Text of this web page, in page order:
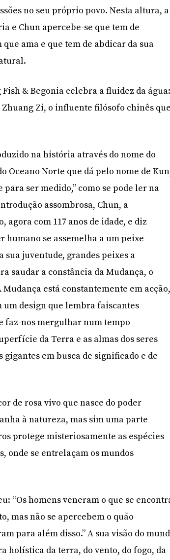
no seu próprio povo. Nesta altura, a
e Chun apercebe-se que tem de
ama e que tem de abdicar da sua
& Begonia celebra a fluidez da
Zi, o influente filósofo chinês
na história através do nome do
Oceano Norte que dá pelo nome de
ser medido,” como se pode ler na
assombrosa, Chun, a
com 117 anos de idade, e diz
humano se assemelha a um peixe
sua juventude, grandes peixes a
saudar a constância da Mudança, o
está constantemente em
um design que lembra faiscantes
faz-nos mergulhar num tempo
da Terra e as almas dos seres
em busca de significado e de
de rosa vivo que nasce do poder
à natureza, mas sim uma parte
protege misteriosamente as espécies
onde se entrelaçam os mundos
“Os homens veneram o que se
mas não se apercebem o quão
para além disso.” A sua visão do
holística da terra, do vento, do fogo, da